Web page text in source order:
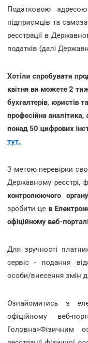
Податковою
підприємців та
реєстрації в
податків (далі
Хотіли спробувати
квітня ви можете 2
бухгалтерів, юристів
професійна
понад 50 цифрових
тут.
З метою перевірки
Державному реєстрі,
контролюючого
зробити цев
офіційному веб-
Для зручності
сервіс - подання
особи/внесення змін
Ознайомитись з
офіційному веб-
Головна>Фізичним